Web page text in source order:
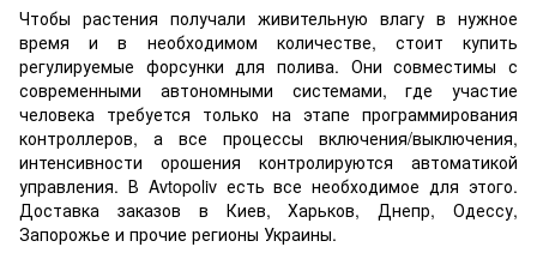
Чтобы растения получали живительную влагу в нужное
время и в необходимом количестве, стоит купить
регулируемые форсунки для полива. Они совместимы с
современными автономными системами, где участие
человека требуется только на этапе программирования
контроллеров, а все процессы включения/выключения,
интенсивности орошения контролируются автоматикой
управления. В Avtopoliv есть все необходимое для этого.
Доставка заказов в Киев, Харьков, Днепр, Одессу,
Запорожье и прочие регионы Украины.